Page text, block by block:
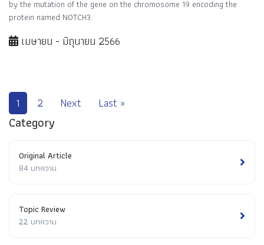
by the mutation of the gene on the chromosome 19 encoding the
protein named NOTCH3.
เมษายน - มิถุนายน 2566
1 2 Next Last »
Category
Original Article
84 บทความ
Topic Review
22 บทความ